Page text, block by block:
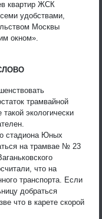
квартир ЖСК
удобствами,
Москвы
окном».
трамвайной
экологически
стадиона Юных
на трамвае № 23
что на
транспорта. Если
добраться
что в карете скорой